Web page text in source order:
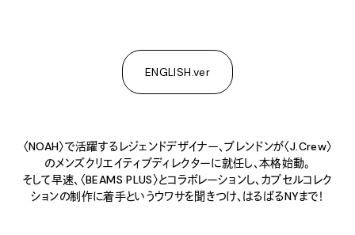
ENGLISH.ver
〈NOAH〉で活躍するレジェンドデザイナー、ブレンドンが〈J.Crew〉
のメンズクリエイティブディレクターに就任し、本格始動。
そして早速、〈BEAMS PLUS〉とコラボレーションし、カプセルコレク
ションの制作に着手というウワサを聞きつけ、はるばるNYまで！